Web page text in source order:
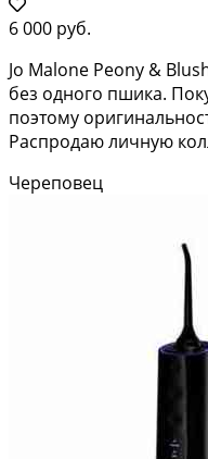
6 000 руб.
Jo Malone Peony &
без одного пшика.
поэтому
Распродаю личную
Череповец